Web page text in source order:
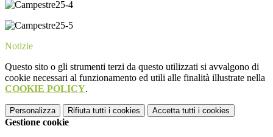
Notizie
Questo sito o gli strumenti terzi da questo utilizzati si avvalgono di
cookie necessari al funzionamento ed utili alle finalità illustrate nella
COOKIE POLICY.
Personalizza Rifiuta tutti i cookies Accetta tutti i cookies
Gestione cookie